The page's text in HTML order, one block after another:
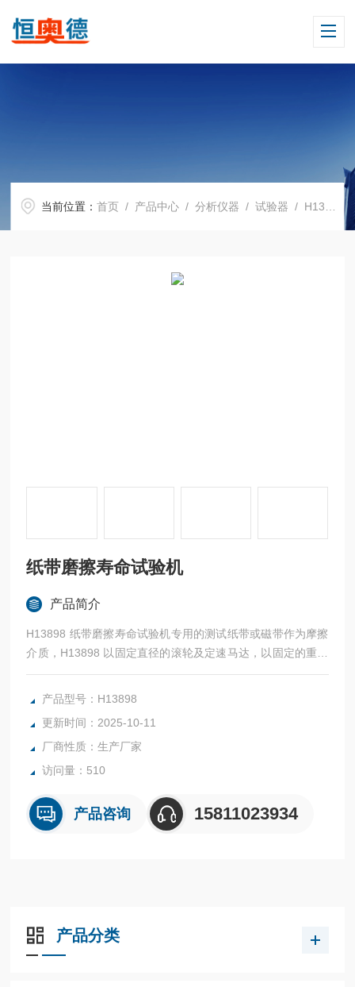
当前位置：首页 / 产品中心 /分析仪器 /试验器 / H13898纸带磨擦寿命试验机
纸带磨擦寿命试验机
产品简介
H13898 纸带磨擦寿命试验机专用的测试纸带或磁带作为摩擦
介质，H13898 以固定直径的滚轮及定速马达，以固定的重量
动态（55g、175g、275g）施于产品表面，配以特定的计数
器，以产品所能承受的耐磨次数来确定产品的耐磨性能
产品型号：H13898
更新时间：2025-10-11
厂商性质：生产厂家
访问量：510
产品咨询 15811023934
产品分类